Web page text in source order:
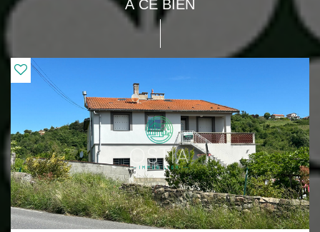
À CE BIEN